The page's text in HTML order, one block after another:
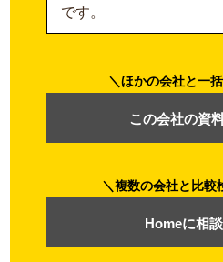
です。
複数の会社と比較
Homeに相
ほかの会社と一
この会社の資